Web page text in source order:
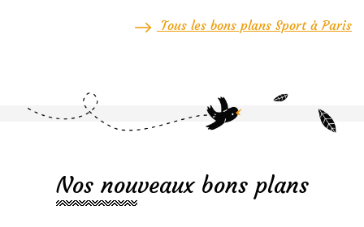
Tous les bons plans Sport à Paris
Nos nouveaux bons plans